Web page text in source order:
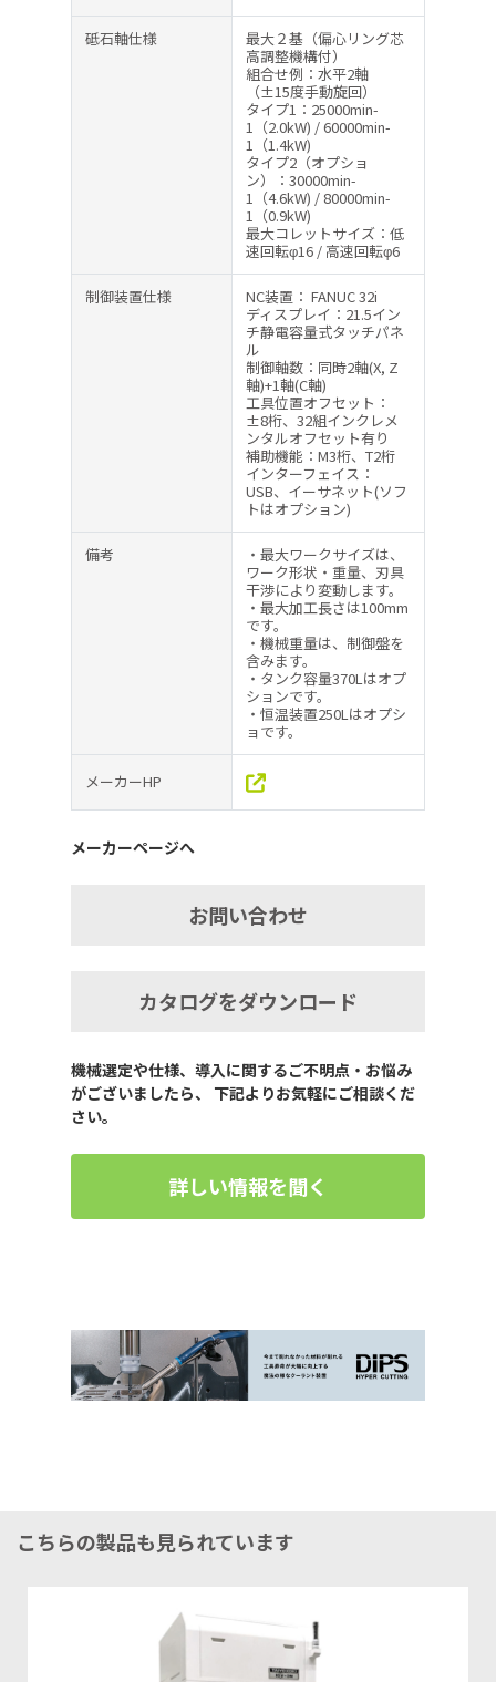
砥石軸仕様
最大２基（偏心リング芯
高調整機構付）
組合せ例：水平2軸
（±15度手動旋回）
タイプ1：25000min-
1（2.0kW) / 60000min-
1（1.4kW)
タイプ2（オプショ
ン）：30000min-
1（4.6kW) / 80000min-
1（0.9kW)
最大コレットサイズ：低
速回転φ16 / 高速回転φ6
制御装置仕様
NC装置： FANUC 32i
ディスプレイ：21.5イン
チ静電容量式タッチパネ
ル
制御軸数：同時2軸(X, Z
軸)+1軸(C軸)
工具位置オフセット：
±8桁、32組インクレメ
ンタルオフセット有り
補助機能：M3桁、T2桁
インターフェイス：
USB、イーサネット(ソフ
トはオプション)
備考
・最大ワークサイズは、
ワーク形状・重量、刃具
干渉により変動します。
・最大加工長さは100mm
です。
・機械重量は、制御盤を
含みます。
・タンク容量370Lはオプ
ションです。
・恒温装置250Lはオプシ
ョです。
メーカーHP
メーカーページへ
お問い合わせ
カタログをダウンロード
機械選定や仕様、導入に関するご不明点・お悩み
がございましたら、 下記よりお気軽にご相談くだ
さい。
詳しい情報を聞く
こちらの製品も見られています